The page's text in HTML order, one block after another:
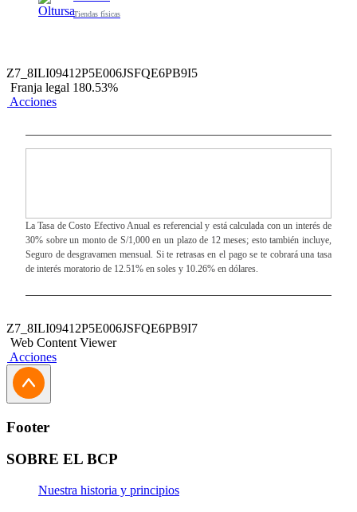
Tiendas físicas
Z7_8ILI09412P5E006JSFQE6PB9I5
Franja legal 180.53%
Acciones
La Tasa de Costo Efectivo Anual es referencial y está calculada con un interés de
30% sobre un monto de S/1,000 en un plazo de 12 meses; esto también incluye,
Seguro de desgravamen mensual. Si te retrasas en el pago se te cobrará una tasa
de interés moratorio de 12.51% en soles y 10.26% en dólares.
Z7_8ILI09412P5E006JSFQE6PB9I7
Web Content Viewer
Acciones
Footer
SOBRE EL BCP
Nuestra historia y principios